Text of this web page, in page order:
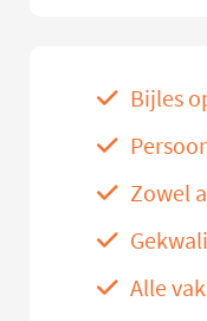
Bijles
Zowel
Alle